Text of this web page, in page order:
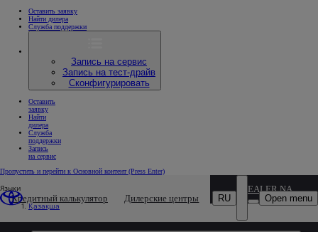
Оставить заявку
Найти дилера
Служба поддержки
Запись на сервис
Запись на тест-драйв
Сконфигурировать
Оставить
заявку
Найти
дилера
Служба
поддержки
Запись
на сервис
Пропустить и перейти к Основной контент(Press Enter)
Кредитный калькулятор Дилерские центры
DEALER NAME
RU
Языки
Қазақша
Open menu